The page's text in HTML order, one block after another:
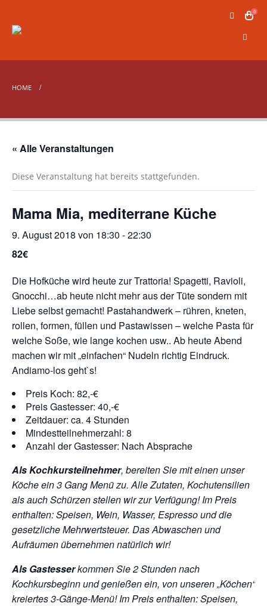
0
HOME
« Alle Veranstaltungen
Diese Veranstaltung hat bereits stattgefunden.
Mama Mia, mediterrane Küche
9. August 2018 von 18:30 -22:30
82€
Die Hofküche wird heute zur Trattoria! Spagetti, Ravioli,
Gnocchi…ab heute nicht mehr aus der Tüte sondern mit
Liebe selbst gemacht! Pastahandwerk – rühren, kneten,
rollen, formen, füllen und Pastawissen – welche Pasta für
welche Soße, wie lange kochen usw.. Ab heute Abend
machen wir mit „einfachen“ Nudeln richtig Eindruck.
Andiamo-los geht`s!
Preis Koch: 82,-€
Preis Gastesser: 40,-€
Zeitdauer: ca. 4 Stunden
Mindestteilnehmerzahl: 8
Anzahl der Gastesser: Nach Absprache
Als Kochkursteilnehmer, bereiten Sie mit einen unser
Köche ein 3 Gang Menü zu. Alle Zutaten, Kochutensilien
als auch Schürzen stellen wir zur Verfügung!Im Preis
enthalten: Speisen, Wein, Wasser, Espresso und die
gesetzliche Mehrwertsteuer. Das Abwaschen und
Aufräumen übernehmen natürlich wir!
Als Gastesserkommen Sie 2 Stunden nach
Kochkursbeginn und genießen ein, von unseren „Köchen“
kreiertes 3-Gänge-Menü!Im Preis enthalten: Speisen,